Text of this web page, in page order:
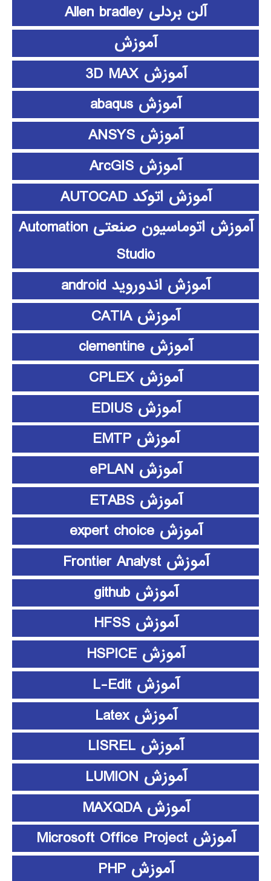
آلن بردلی Allen bradley
آموزش
آموزش 3D MAX
آموزش abaqus
آموزش ANSYS
آموزش ArcGIS
آموزش اتوکد AUTOCAD
آموزش اتوماسیون صنعتی Automation
Studio
آموزش اندوروید android
آموزش CATIA
آموزش clementine
آموزش CPLEX
آموزش EDIUS
آموزش EMTP
آموزش ePLAN
آموزش ETABS
آموزش expert choice
آموزش Frontier Analyst
آموزش github
آموزش HFSS
آموزش HSPICE
آموزش L-Edit
آموزش Latex
آموزش LISREL
آموزش LUMION
آموزش MAXQDA
آموزش Microsoft Office Project
آموزش PHP